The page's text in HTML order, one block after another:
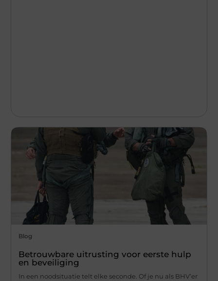
Blog
Betrouwbare uitrusting voor eerste hulp
en beveiliging
In een noodsituatie telt elke seconde. Of je nu als BHV’er